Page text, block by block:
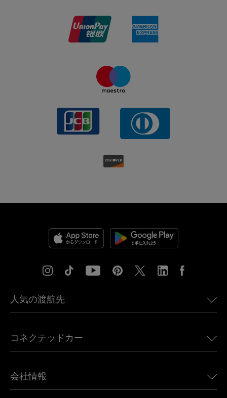
人気の渡航先
ヨーロッパ向けeSIM
カナダ向けeSIM
コネクテッドカー
Land Rover向けUbigi
会社情報